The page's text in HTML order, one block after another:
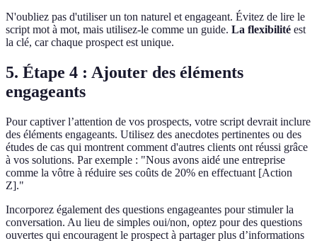
N'oubliez pas d'utiliser un ton naturel et engageant. Évitez de lire le
script mot à mot, mais utilisez-le comme un guide. La flexibilité est
la clé, car chaque prospect est unique.
5. Étape 4 : Ajouter des éléments
engageants
Pour captiver l’attention de vos prospects, votre script devrait inclure
des éléments engageants. Utilisez des anecdotes pertinentes ou des
études de cas qui montrent comment d'autres clients ont réussi grâce
à vos solutions. Par exemple : "Nous avons aidé une entreprise
comme la vôtre à réduire ses coûts de 20% en effectuant [Action
Z]."
Incorporez également des questions engageantes pour stimuler la
conversation. Au lieu de simples oui/non, optez pour des questions
ouvertes qui encouragent le prospect à partager plus d’informations